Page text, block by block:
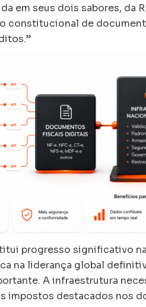
em seus dois sabores, da
constitucional de
progresso significativo
na liderança global
A infraestrutura
impostos destacados nos